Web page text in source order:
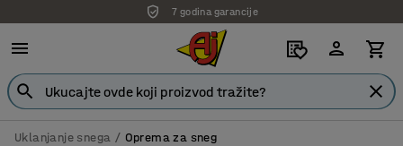
7 godina garancije
Uklanjanje snega Oprema za sneg